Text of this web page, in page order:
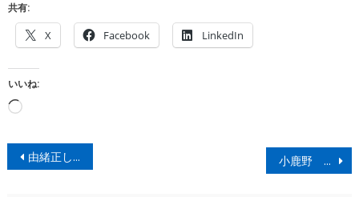
共有:
X Facebook LinkedIn
いいね:
読
込
み
投
稿
由緒正しき 小鹿野 安田屋の、わらじかつ丼